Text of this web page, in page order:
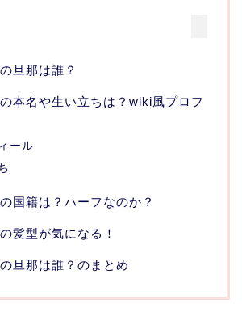
旦那は誰？
本名や生い立ちは？wiki風プロフ
ール
国籍は？ハーフなのか？
髪型が気になる！
旦那は誰？のまとめ